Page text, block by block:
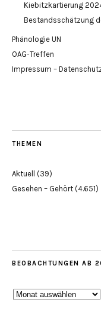
Kiebitzkartierung
Bestandsschätzung
Phänologie UN
OAG-Treffen
Impressum –
THEMEN
Aktuell
(39)
Gesehen – Gehört (4.651)
BEOBACHTUNGEN AB
Beobachtungen